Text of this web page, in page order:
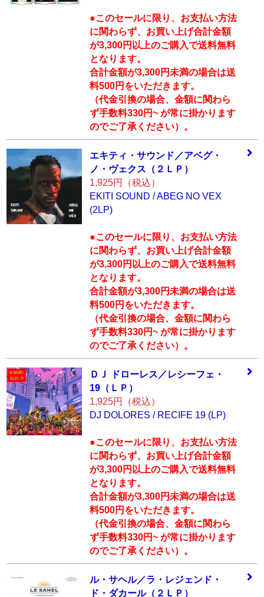
●このセールに限り、お支払い方法
に関わらず、お買い上げ合計金額
が3,300円以上のご購入で送料無料
となります。
合計金額が3,300円未満の場合は送
料500円をいただきます。
（代金引換の場合、金額に関わら
ず手数料330円~ が常に掛かります
のでご了承ください）。
エキティ・サウンド／アベグ・
ノ・ ヴェクス（２ＬＰ ）
1,925円（税込）
EKITI SOUND / ABEG NO VEX
(2LP)
●このセールに限り、お支払い方法
に関わらず、お買い上げ合計金額
が3,300円以上のご購入で送料無料
となります。
合計金額が3,300円未満の場合は送
料500円をいただきます。
（代金引換の場合、金額に関わら
ず手数料330円~ が常に掛かります
のでご了承ください）。
ＤＪ ドローレス／ レシーフェ・
19（ ＬＰ）
1,925円（税込）
DJ DOLORES / RECIFE 19 (LP)
●このセールに限り、お支払い方法
に関わらず、お買い上げ合計金額
が3,300円以上のご購入で送料無料
となります。
合計金額が3,300円未満の場合は送
料500円をいただきます。
（代金引換の場合、金額に関わら
ず手数料330円~ が常に掛かります
のでご了承ください）。
ル・サヘル／ラ・ レジェンド・
ド・ ダカール（２ＬＰ ）